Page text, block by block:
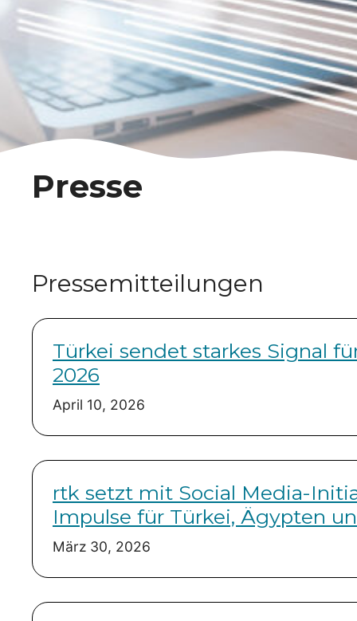
Presse
Pressemitteilungen
Türkei sendet starkes Signal
2026
April 10, 2026
rtk setzt mit Social Media-
Impulse für Türkei, Ägypten
März 30, 2026